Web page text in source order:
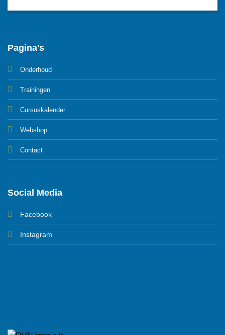
Pagina's
Onderhoud
Trainingen
Cursuskalender
Webshop
Contact
Social Media
Facebook
Instagram